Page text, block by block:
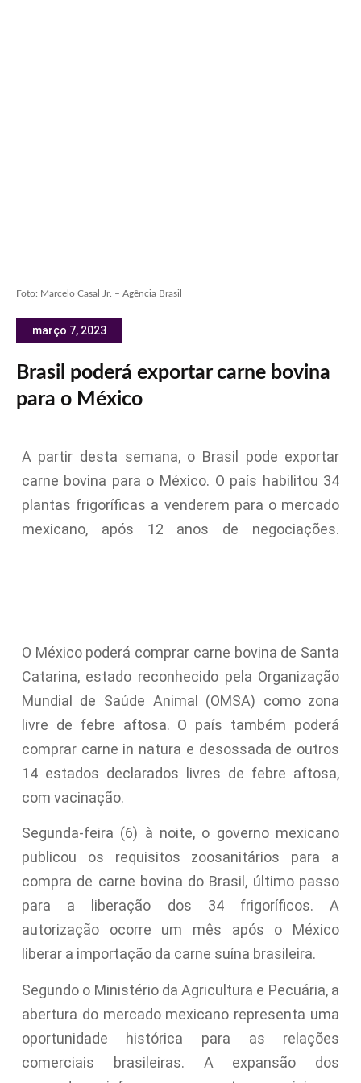
Foto: Marcelo Casal Jr. – Agência Brasil
março 7, 2023
Brasil poderá exportar carne bovina
para o México
A partir desta semana, o Brasil pode exportar
carne bovina para o México. O país habilitou 34
plantas frigoríficas a venderem para o mercado
mexicano, após 12 anos de negociações.
O México poderá comprar carne bovina de Santa
Catarina, estado reconhecido pela Organização
Mundial de Saúde Animal (OMSA) como zona
livre de febre aftosa. O país também poderá
comprar carne in natura e desossada de outros
14 estados declarados livres de febre aftosa,
com vacinação.
Segunda-feira (6) à noite, o governo mexicano
publicou os requisitos zoosanitários para a
compra de carne bovina do Brasil, último passo
para a liberação dos 34 frigoríficos. A
autorização ocorre um mês após o México
liberar a importação da carne suína brasileira.
Segundo o Ministério da Agricultura e Pecuária, a
abertura do mercado mexicano representa uma
oportunidade histórica para as relações
comerciais brasileiras. A expansão dos